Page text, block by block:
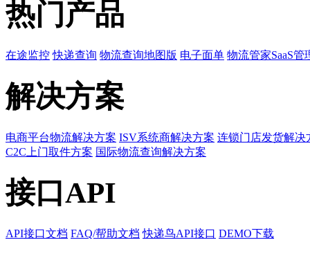
热门产品
在途监控 快递查询 物流查询地图版 电子面单 物流管家SaaS管
解决方案
电商平台物流解决方案 ISV系统商解决方案 连锁门店发货解决
C2C上门取件方案 国际物流查询解决方案
接口API
API接口文档 FAQ/帮助文档 快递鸟API接口 DEMO下载